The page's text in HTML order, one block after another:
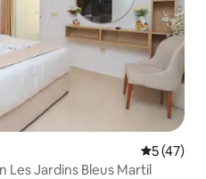
5 (47)
Les Jardins Bleus Martil